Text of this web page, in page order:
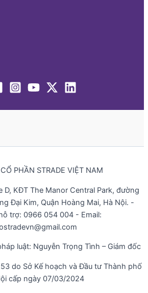
PHẦN STRADE VIỆT NAM
D, KĐT The Manor Central Park, đường
Đại Kim, Quận Hoàng Mai, Hà Nội. -
trợ: 0966 054 004 - Email:
luật: Nguyễn Trọng Tình – Giám đốc
do Sở Kế hoạch và Đầu tư Thành phố
cấp ngày 07/03/2024